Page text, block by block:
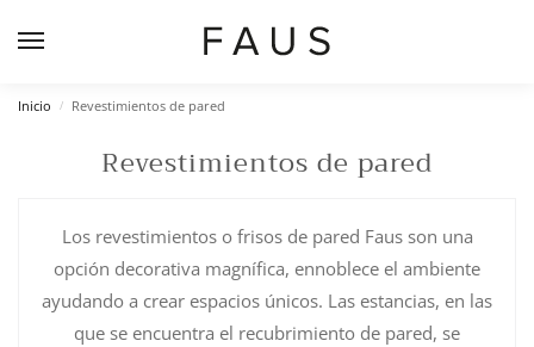
Inicio / Revestimientos de pared
Revestimientos de pared
Los revestimientos o frisos de pared Faus son una
opción decorativa magnífica, ennoblece el ambiente
ayudando a crear espacios únicos. Las estancias, en las
que se encuentra el recubrimiento de pared, se